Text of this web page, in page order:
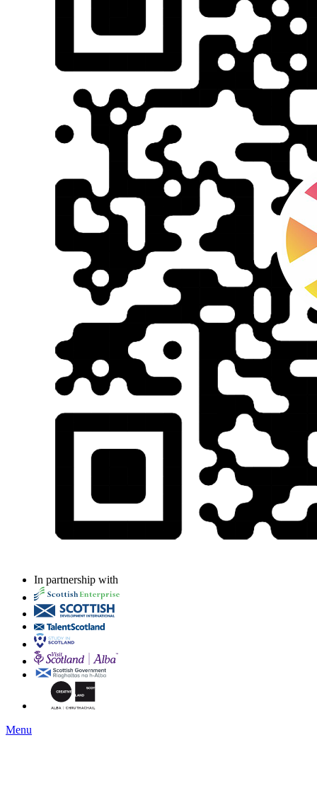
In partnership with
Menu